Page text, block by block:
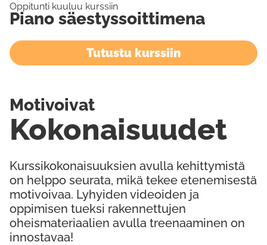
Oppitunti kuuluu kurssiin
Piano säestyssoittimena
Tutustu kurssiin
Kurssikokonaisuuksien avulla kehittymistä
on helppo seurata, mikä tekee etenemisestä
motivoivaa. Lyhyiden videoiden ja
oppimisen tueksi rakennettujen
oheismateriaalien avulla treenaaminen on
innostavaa!
Kokonaisuudet
Motivoivat